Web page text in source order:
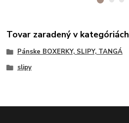
Tovar zaradený v kategóriách
Pánske BOXERKY, SLIPY, TANGÁ
slipy